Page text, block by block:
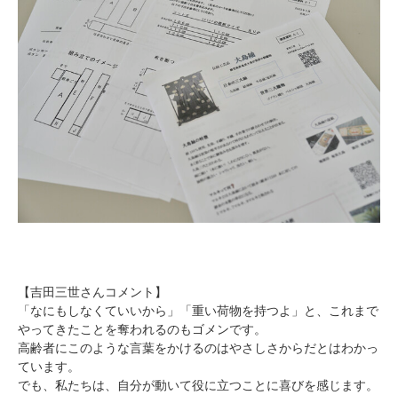
【吉田三世さんコメント】
「なにもしなくていいから」「重い荷物を持つよ」と、これまで
やってきたことを奪われるのもゴメンです。
高齢者にこのような言葉をかけるのはやさしさからだとはわかっ
ています。
でも、私たちは、自分が動いて役に立つことに喜びを感じます。